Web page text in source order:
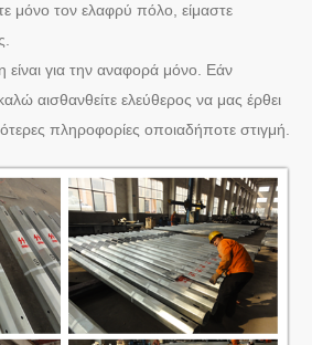
μόνο τον ελαφρύ πόλο, είμαστε
για την αναφορά μόνο. Εάν
αισθανθείτε ελεύθερος να μας έρθει
πληροφορίες οποιαδήποτε στιγμή.